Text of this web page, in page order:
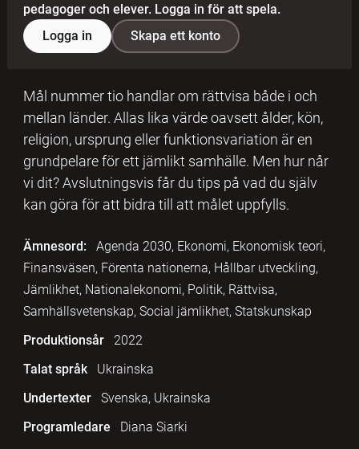
pedagoger och elever. Logga in för att spela.
Logga in
Skapa ett konto
Mål nummer tio handlar om rättvisa både i och
mellan länder. Allas lika värde oavsett ålder, kön,
religion, ursprung eller funktionsvariation är en
grundpelare för ett jämlikt samhälle. Men hur når
vi dit? Avslutningsvis får du tips på vad du själv
kan göra för att bidra till att målet uppfylls.
Ämnesord:
Agenda 2030, Ekonomi, Ekonomisk teori,
Finansväsen, Förenta nationerna, Hållbar utveckling,
Jämlikhet, Nationalekonomi, Politik, Rättvisa,
Samhällsvetenskap, Social jämlikhet, Statskunskap
Produktionsår
2022
Talat språk
Ukrainska
Undertexter
Svenska, Ukrainska
Programledare
Diana Siarki